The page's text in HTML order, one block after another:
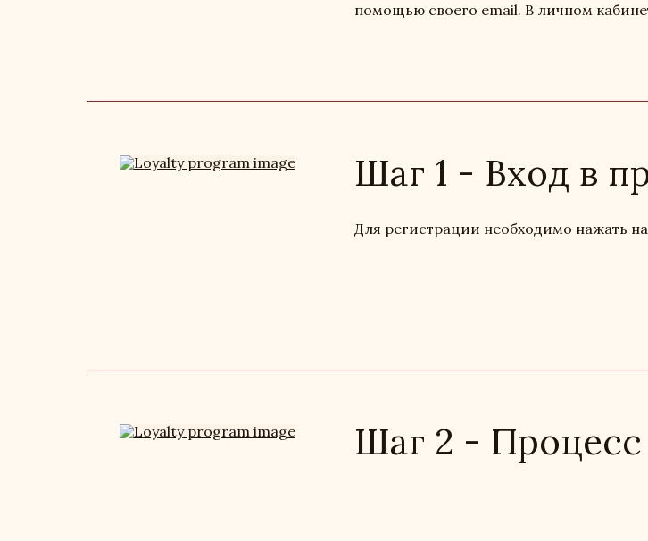
помощью своего email. В личном
Шаг 1 - Вход в
Для регистрации необходимо нажать
Шаг 2 - Процесс